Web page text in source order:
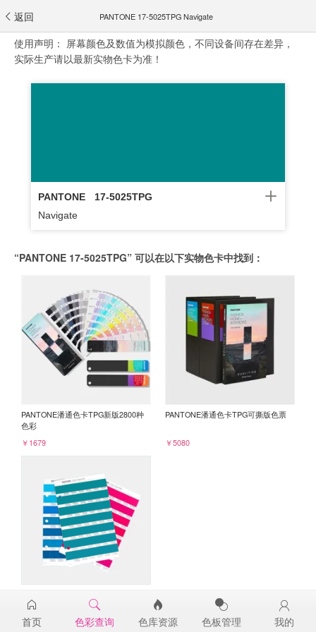
返回 PANTONE 17-5025TPG Navigate
使用声明： 屏幕颜色及数值为模拟颜色，不同设备间存在差异，
实际生产请以最新实物色卡为准！
PANTONE
17-5025TPG
Navigate
“PANTONE 17-5025TPG” 可以在以下实物色卡中找到：
PANTONE潘通色卡TPG新版2800种
色彩
￥1679
PANTONE潘通色卡TPG可撕版色票
￥5080
17-5025TPG
￥98
首页 色彩查询 色库资源 色板管理 我的